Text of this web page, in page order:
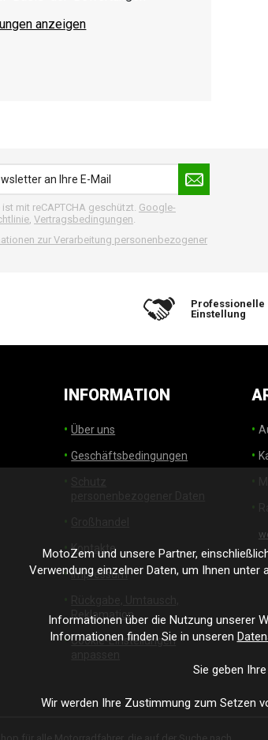
anzeigen
mit reCAPTCHA geschützt. Google-
Vertragsbedingungen
zur Verarbeitung personenbezogener
Professionelle
Einstellung
INFORMATION
Über uns
Geschäftsbedingungen
Kontakte
Impressum
Reklamation
Cookie-Einstellungen
MotoZem und unsere Partner,
Verwendung einzelner Daten, um Ihnen
Informationen über die Nutzung unserer
Informationen finden Sie in unseren
Sie geben
Wir werden Ihre Zustimmung zum Setzen